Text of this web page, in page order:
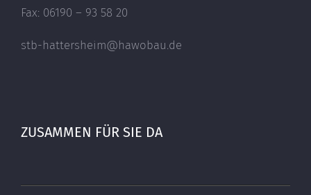
Fax: 06190 – 93 58 20
stb-hattersheim@hawobau.de
ZUSAMMEN FÜR SIE DA